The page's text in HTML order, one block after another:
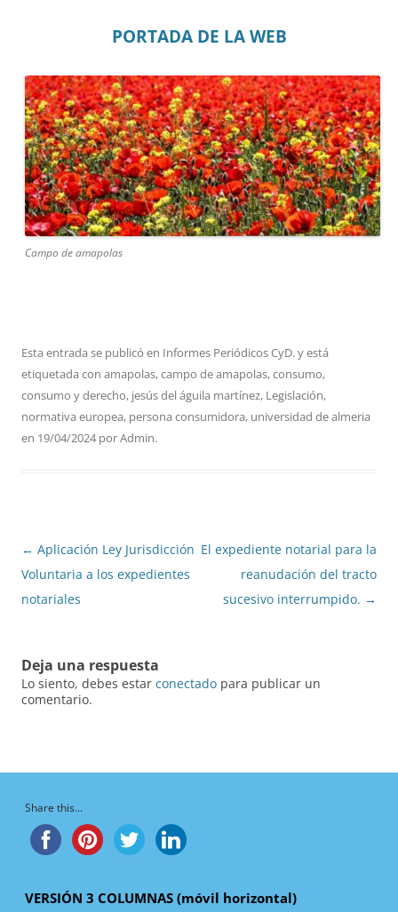
PORTADA DE LA WEB
Campo de amapolas
Esta entrada se publicó en Informes Periódicos CyD.y está
etiquetada con amapolas,campo de amapolas,consumo,
consumo y derecho, jesús del águila martínez, Legislación,
normativa europea, persona consumidora, universidad de almeria
en 19/04/2024porAdmin.
Navegación
de
entradas
← Aplicación Ley Jurisdicción
Voluntaria a los expedientes
notariales
El expediente notarial para la
reanudación del tracto
sucesivo interrumpido. →
Deja una respuesta
Lo siento, debes estar conectado para publicar un
comentario.
Share this...
VERSIÓN 3 COLUMNAS (móvil horizontal)